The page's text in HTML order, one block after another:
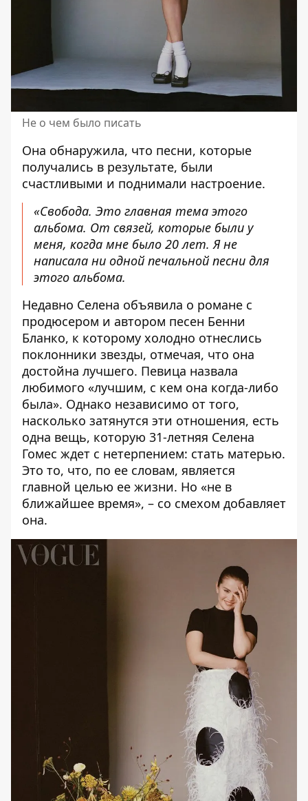
Не о чем было писать
Она обнаружила, что песни, которые
получались в результате, были
счастливыми и поднимали настроение.
«Свобода. Это главная тема этого
альбома. От связей, которые были у
меня, когда мне было 20 лет. Я не
написала ни одной печальной песни для
этого альбома.
Недавно Селена объявила о романе с
продюсером и автором песен Бенни
Бланко, к которому холодно отнеслись
поклонники звезды, отмечая, что она
достойна лучшего. Певица назвала
любимого «лучшим, с кем она когда-либо
была». Однако независимо от того,
насколько затянутся эти отношения, есть
одна вещь, которую 31-летняя Селена
Гомес ждет с нетерпением: стать матерью.
Это то, что, по ее словам, является
главной целью ее жизни. Но «не в
ближайшее время», – со смехом добавляет
она.